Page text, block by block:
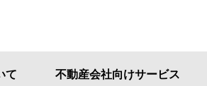
て 不動産会社向けサービス